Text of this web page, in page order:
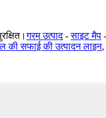
गरम उत्पाद-साइट मैप
की सफाई की उत्पादन लाइन,